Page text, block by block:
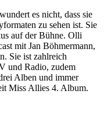
es nicht, dass sie
zu sehen ist. Sie
auf der Bühne. Olli
mit Jan Böhmermann,
Sie ist zahlreich
und Radio, zudem
Alben und immer
Miss Allies 4. Album.